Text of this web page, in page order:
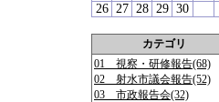
26 27 28 29 30
カテゴリ
01 視察・研修報告(68)
02 射水市議会報告(52)
03 市政報告会(32)